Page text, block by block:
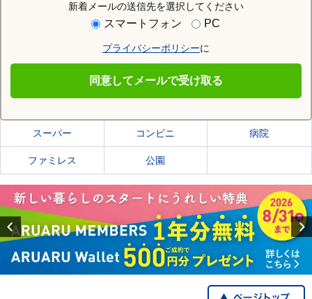
新着メールの送信先を選択してください
スマートフォン PC
プライバシーポリシーに
同意してメールで受け取る
住む街研究所で橋本市の情報を見る
橋本市の施設一覧
スーパー コンビニ 病院
ファミレス 公園
Previous